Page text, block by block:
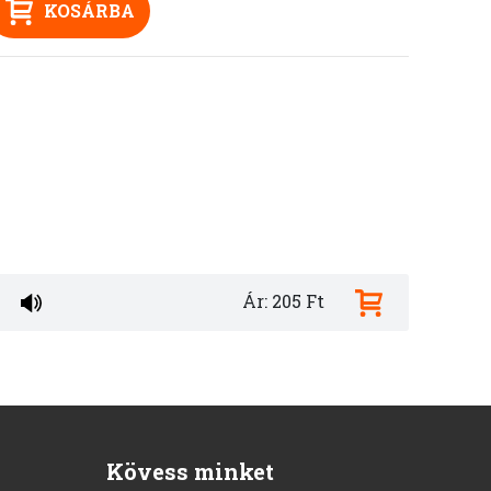
KOSÁRBA
Ár: 205 Ft
Kövess minket